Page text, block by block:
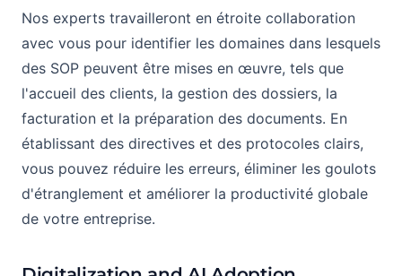
Nos experts travailleront en étroite collaboration
avec vous pour identifier les domaines dans lesquels
des SOP peuvent être mises en œuvre, tels que
l'accueil des clients, la gestion des dossiers, la
facturation et la préparation des documents. En
établissant des directives et des protocoles clairs,
vous pouvez réduire les erreurs, éliminer les goulots
d'étranglement et améliorer la productivité globale
de votre entreprise.